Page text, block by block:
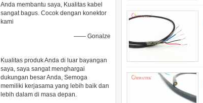
Anda membantu saya, Kualitas kabel
sangat bagus. Cocok dengan konektor
kami
—— Gonalze
Kualitas produk Anda di luar bayangan
saya, saya sangat menghargai
dukungan besar Anda, Semoga
memiliki kerjasama yang lebih baik dan
lebih dalam di masa depan.